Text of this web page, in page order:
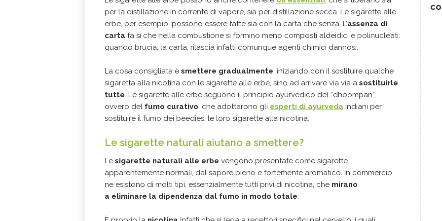
per la distillazione in corrente di vapore, sia per distillazione secca. Le sigarette alle
erbe, per esempio, possono essere fatte sia con la carta che senza. L’assenza di
carta fa sì che nella combustione si formino meno composti aldeidici e polinucleati:
quando brucia, la carta, rilascia infatti comunque agenti chimici dannosi.
La cosa consigliata è smettere gradualmente, iniziando con il sostituire qualche
sigaretta alla nicotina con le sigarette alle erbe, sino ad arrivare via via a sostituirle
tutte. Le sigarette alle erbe seguono il principio ayurvedico del “dhoompan”,
ovvero del fumo curativo, che adottarono gli esperti di ayurveda indiani per
sostituire il fumo dei beedies, le loro sigarette alla nicotina.
Le sigarette naturali aiutano a smettere?
Le sigarette naturali alle erbe vengono presentate come sigarette
apparentemente normali, dal sapore pieno e fortemente aromatico. In commercio
ne esistono di molti tipi, essenzialmente tutti privi di nicotina, che mirano
a eliminare la dipendenza dal fumo in modo totale.